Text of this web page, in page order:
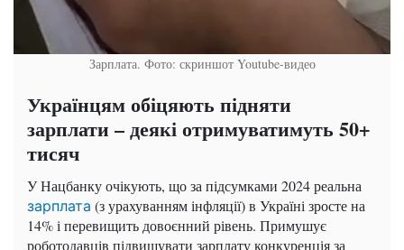
Зарплата. Фото: скриншот Youtube-видео
Українцям обіцяють підняти
зарплати – деякі отримуватимуть 50+
тисяч
У Нацбанку очікують, що за підсумками 2024 реальна
зарплата (з урахуванням інфляції) в Україні зросте на
14% і перевищить довоєнний рівень. Примушує
роботодавців підвищувати зарплату конкуренція за